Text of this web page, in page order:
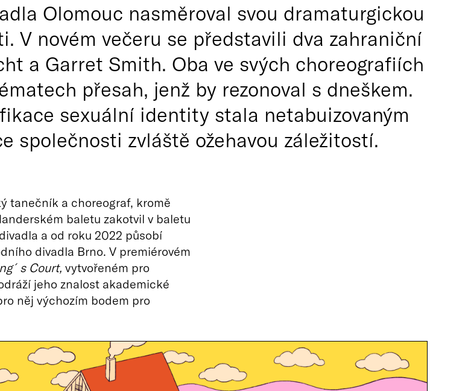
Olomouc nasměroval svou dramaturgickou
V novém večeru se představili dva zahraniční
a Garret Smith. Oba ve svých choreografiích
přesah, jenž by rezonoval s dneškem.
sexuální identity stala netabuizovaným
společnosti zvláště ožehavou záležitostí.
tanečník a choreograf, kromě
baletu zakotvil v baletu
a od roku 2022 působí
divadla Brno. V premiérovém
Court, vytvořeném pro
jeho znalost akademické
něj výchozím bodem pro